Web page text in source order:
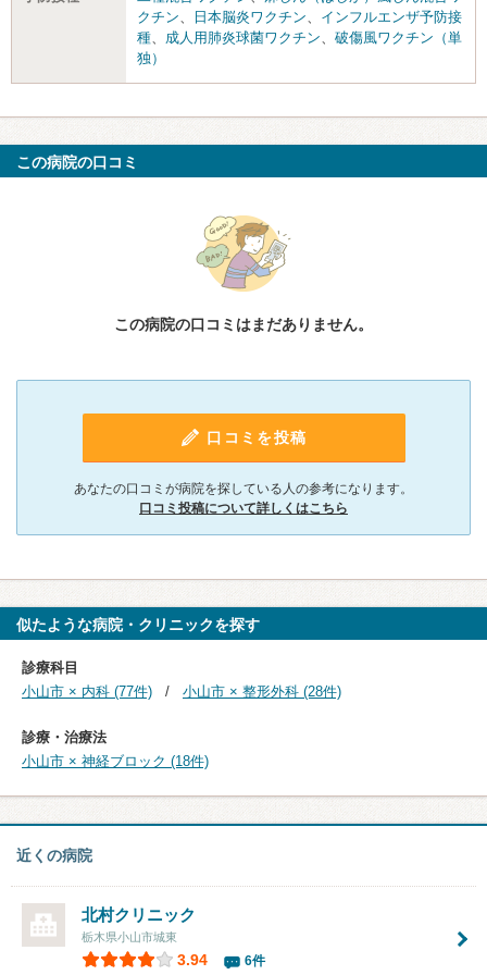
クチン、 日本脳炎ワクチン、 インフルエンザ予防接
種、 成人用肺炎球菌ワクチン、 破傷風ワクチン（単
独）
この病院の口コミ
この病院の口コミはまだありません。
口コミを投稿
あなたの口コミが病院を探している人の参考になります。
口コミ投稿について詳しくはこちら
似たような病院・クリニックを探す
診療科目
小山市 × 内科 (77件)
小山市 × 整形外科 (28件)
診療・治療法
小山市 × 神経ブロック (18件)
近くの病院
北村クリニック
栃木県小山市城東
3.94 6件